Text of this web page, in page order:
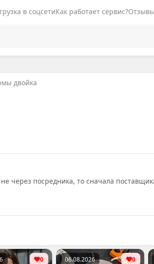
в соцсетиКак работает сервис?Отзывы
двойка
через посредника, то сначала
0 06.08.2026 0